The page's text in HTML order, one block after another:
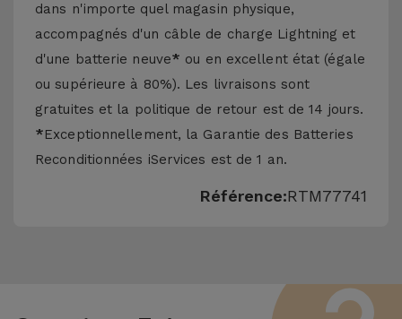
dans n'importe quel magasin physique,
accompagnés d'un câble de charge Lightning et
d'une batterie neuve* ou en excellent état (égale
ou supérieure à 80%). Les livraisons sont
gratuites et la politique de retour est de 14 jours.
*Exceptionnellement, la Garantie des Batteries
Reconditionnées iServices est de 1 an.
Référence:RTM77741